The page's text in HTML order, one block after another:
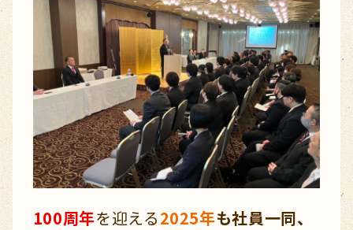
100周年を迎える2025年も社員一同、